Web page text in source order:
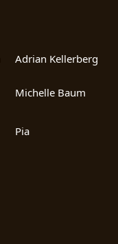
Adrian Kellerberg
Michelle Baum
Pia